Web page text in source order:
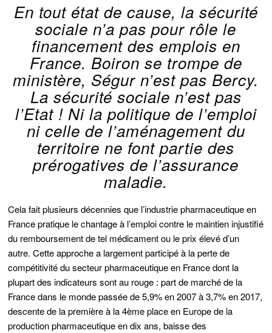
En tout état de cause, la sécurité
sociale n’a pas pour rôle le
financement des emplois en
France. Boiron se trompe de
ministère, Ségur n’est pas Bercy.
La sécurité sociale n’est pas
l’Etat ! Ni la politique de l’emploi
ni celle de l’aménagement du
territoire ne font partie des
prérogatives de l’assurance
maladie.
Cela fait plusieurs décennies que l’industrie pharmaceutique en
France pratique le chantage à l’emploi contre le maintien injustifié
du remboursement de tel médicament ou le prix élevé d’un
autre. Cette approche a largement participé à la perte de
compétitivité du secteur pharmaceutique en France dont la
plupart des indicateurs sont au rouge : part de marché de la
France dans le monde passée de 5,9% en 2007 à 3,7% en 2017,
descente de la première à la 4ème place en Europe de la
production pharmaceutique en dix ans, baisse des